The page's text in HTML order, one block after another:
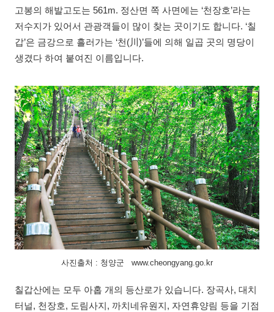
고봉의 해발고도는 561m. 정산면 쪽 사면에는 ‘천장호’라는
저수지가 있어서 관광객들이 많이 찾는 곳이기도 합니다. ‘칠
갑’은 금강으로 흘러가는 ‘천(川)’들에 의해 일곱 곳의 명당이
생겼다 하여 붙여진 이름입니다.
사진출처 : 청양군 www.cheongyang.go.kr
칠갑산에는 모두 아홉 개의 등산로가 있습니다. 장곡사, 대치
터널, 천장호, 도림사지, 까치네유원지, 자연휴양림 등을 기점